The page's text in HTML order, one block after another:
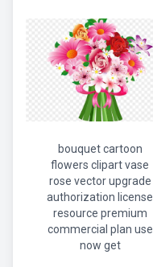
bouquet cartoon
flowers clipart vase
rose vector upgrade
authorization license
resource premium
commercial plan use
now get